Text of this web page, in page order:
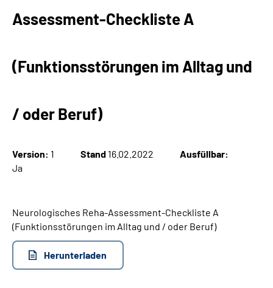
Experten
Suche
Leichte Sprache
Mein Kundenportal
Assessment-Checkliste A
(Funktionsstörungen im Alltag und
/ oder Beruf)
Version: 1 Stand 16.02.2022
Ausfüllbar:
Ja
Neurologisches Reha-Assessment-Checkliste A
(Funktionsstörungen im Alltag und / oder Beruf)
Herunterladen